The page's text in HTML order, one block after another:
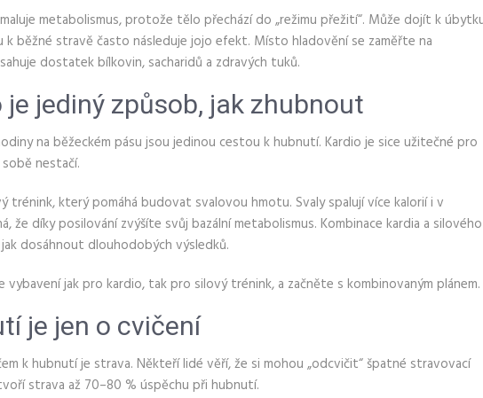
metabolismus, protože tělo přechází do „režimu přežití“. Může dojít k
běžné stravě často následuje jojo efekt. Místo hladovění se zaměřte na
dostatek bílkovin, sacharidů a zdravých tuků.
je jediný způsob, jak zhubnout
na běžeckém pásu jsou jedinou cestou k hubnutí. Kardio je sice užitečné pro
nestačí.
trénink, který pomáhá budovat svalovou hmotu. Svaly spalují více kalorií i v
že díky posilování zvýšíte svůj bazální metabolismus. Kombinace kardia a silového
dosáhnout dlouhodobých výsledků.
vybavení jak pro kardio, tak pro silový trénink, a začněte s kombinovaným plánem.
je jen o cvičení
k hubnutí je strava. Někteří lidé věří, že si mohou „odcvičit“ špatné stravovací
strava až 70–80 % úspěchu při hubnutí.